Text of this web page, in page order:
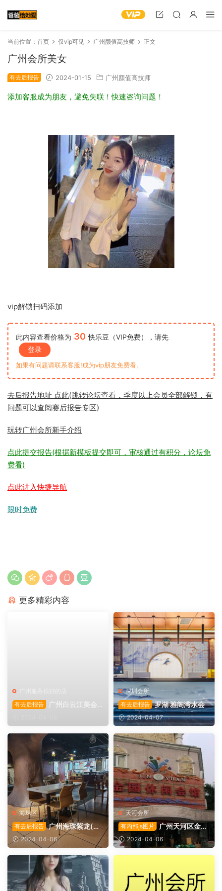
当前位置： 首页 仅vip可见 广州颜值高技师 正文
广州会所美女
有去后报告 2024-01-15 广州颜值高技师
添加客服成为朋友，避免失联！快速咨询问题！
vip解锁扫码添加
此内容查看价格为 30 快乐豆（VIP免费），请先
登录
如果有问题请联系客服!成为vip朋友免费看。
去后报告地址 点此(跳转论坛查看，季度以上会员全部解锁，有
问题可以查阅赛后报告专区)
玩转广州会所新手介绍
点此提交报告(根据新模板提交即可，审核通过有积分，论坛免
费看)
点此进入快捷导航
限时免费
更多精彩内容
有去后报告
广州白云江美会
深圳会所
有去后报告 罗湖 雅阁湾水会
2024-04-07
海珠区
有去后报告 广州海珠紫龙(艾
理)会所
2024-04-06
天河会所
有内部js图片 广州天河区金园
会所2024-04-06